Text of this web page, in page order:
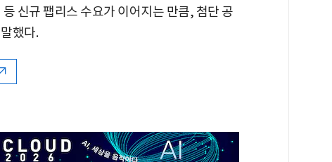
신규 팹리스 수요가 이어지는 만큼, 첨단 공
했다.